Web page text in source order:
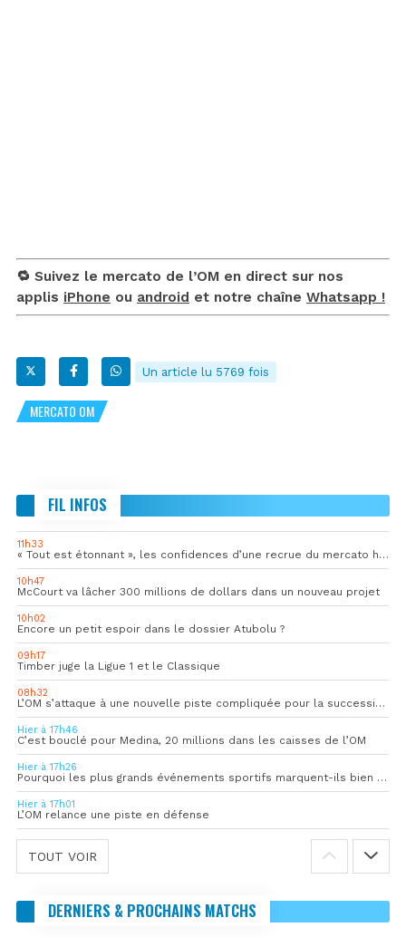
🔁 Suivez le mercato de l’OM en direct sur nos
applis iPhone ou android et notre chaîne Whatsapp !
Un article lu 5769 fois
MERCATO OM
FIL INFOS
11h33
« Tout est étonnant », les confidences d’une recrue du mercato hivernal de l’OM
10h47
McCourt va lâcher 300 millions de dollars dans un nouveau projet
10h02
Encore un petit espoir dans le dossier Atubolu ?
09h17
Timber juge la Ligue 1 et le Classique
08h32
L’OM s’attaque à une nouvelle piste compliquée pour la succession de Rulli
Hier à 17h46
C’est bouclé pour Medina, 20 millions dans les caisses de l’OM
Hier à 17h26
Pourquoi les plus grands événements sportifs marquent-ils bien au-delà du score final ?
Hier à 17h01
L’OM relance une piste en défense
TOUT VOIR
DERNIERS & PROCHAINS MATCHS